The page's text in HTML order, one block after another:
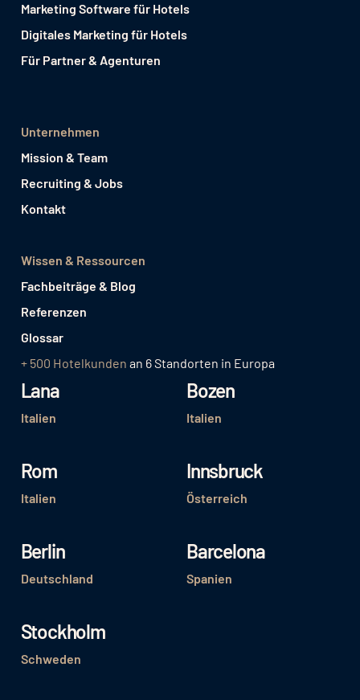
Marketing Software für Hotels
Digitales Marketing für Hotels
Für Partner & Agenturen
Unternehmen
Mission & Team
Recruiting & Jobs
Kontakt
Wissen & Ressourcen
Fachbeiträge & Blog
Referenzen
Glossar
+ 500 Hotelkunden an 6 Standorten in Europa
Lana
Italien
Bozen
Italien
Rom
Italien
Innsbruck
Österreich
Berlin
Deutschland
Barcelona
Spanien
Stockholm
Schweden